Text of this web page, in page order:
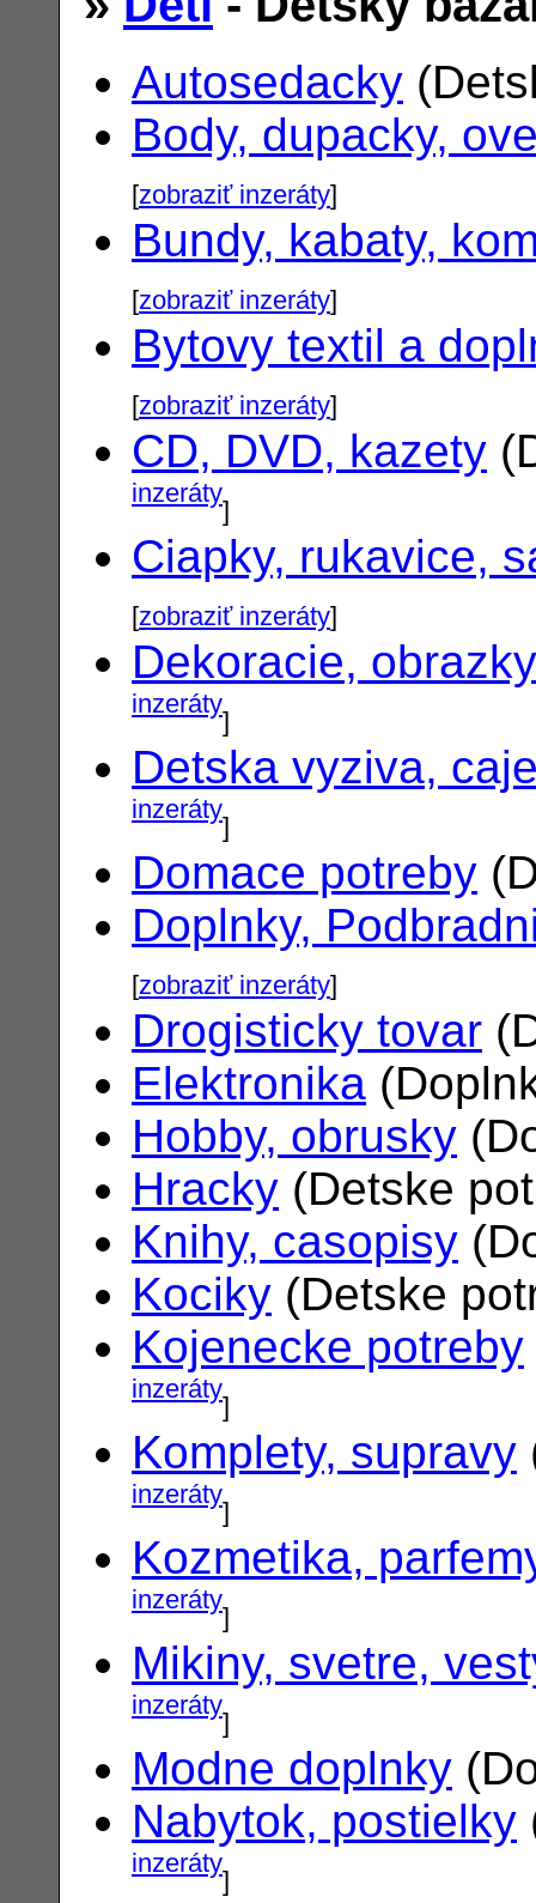
Autosedacky
Body, dupacky,
[zobraziť inzeráty]
Bundy, kabaty,
[zobraziť inzeráty]
Bytovy textil a
[zobraziť inzeráty]
CD, DVD, kazety
inzeráty]
Ciapky, rukavice,
[zobraziť inzeráty]
Dekoracie, obrazky
inzeráty]
Detska vyziva,
inzeráty]
Domace potreby
Doplnky,
[zobraziť inzeráty]
Drogisticky tovar
Elektronika
Hobby, obrusky
Hracky (Detske
Knihy, casopisy
Kociky (Detske
Kojenecke potreby
inzeráty]
Komplety, supravy
inzeráty]
Kozmetika,
inzeráty]
Mikiny, svetre,
inzeráty]
Modne doplnky
Nabytok, postielky
inzeráty]